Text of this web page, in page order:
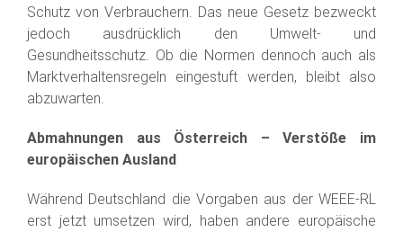
Schutz von Verbrauchern. Das neue Gesetz bezweckt
jedoch ausdrücklich den Umwelt- und
Gesundheitsschutz. Ob die Normen dennoch auch als
Marktverhaltensregeln eingestuft werden, bleibt also
abzuwarten.
Abmahnungen aus Österreich – Verstöße im
europäischen Ausland
Während Deutschland die Vorgaben aus der WEEE-RL
erst jetzt umsetzen wird, haben andere europäische